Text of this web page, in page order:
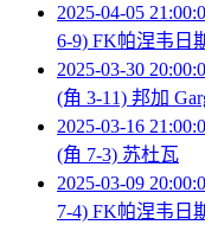
2025-04-05
6-9) FK帕涅韦日
2025-03-30
(角 3-11) 邦加
2025-03-16
(角 7-3) 苏杜瓦
2025-03-09
7-4) FK帕涅韦日